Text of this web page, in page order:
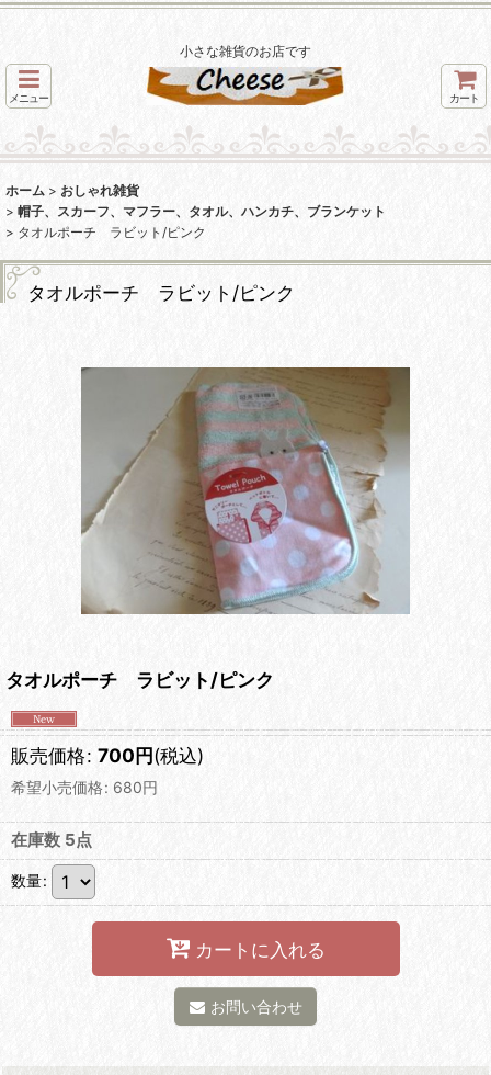
小さな雑貨のお店です
メニュー カート
ホーム > おしゃれ雑貨
> 帽子、スカーフ、マフラー、タオル、ハンカチ、ブランケット
> タオルポーチ ラビット/ピンク
タオルポーチ ラビット/ピンク
タオルポーチ ラビット/ピンク
販売価格: 700円(税込)
希望小売価格: 680円
在庫数 5点
数量:
カートに入れる
お問い合わせ